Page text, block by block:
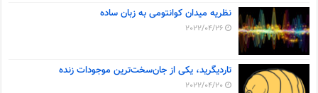
نظریه میدان کوانتومی به زبان ساده
2022/04/26
تاردیگرید، یکی از جان‌سخت‌ترین موجودات زنده
2022/04/20